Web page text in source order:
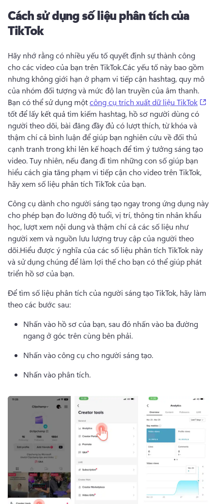
Cách sử dụng số liệu phân tích của
TikTok
Hãy nhớ rằng có nhiều yếu tố quyết định sự thành công
cho các video của bạn trên TikTok.Các yếu tố này bao gồm
nhưng không giới hạn ở phạm vi tiếp cận hashtag, quy mô
Bạn có thể sử dụng một công cụ trích xuất dữ liệu TikTok
tốt để lấy kết quả tìm kiếm hashtag, hồ sơ người dùng có
người theo dõi, bài đăng đầy đủ có lượt thích, từ khóa và
thậm chí cả bình luận để giúp bạn nghiên cứu về đối thủ
cạnh tranh trong khi lên kế hoạch để tìm ý tưởng sáng tạo
video. Tuy nhiên, nếu đang đi tìm những con số giúp bạn
hiểu cách gia tăng phạm vi tiếp cận cho video trên TikTok,
hãy xem số liệu phân tích TikTok của bạn.
Công cụ dành cho người sáng tạo ngay trong ứng dụng này
cho phép bạn đo lường độ tuổi, vị trí, thông tin nhân khẩu
học, lượt xem nội dung và thậm chí cả các số liệu như
người xem và nguồn lưu lượng truy cập của người theo
dõi.Hiểu được ý nghĩa của các số liệu phân tích TikTok này
và sử dụng chúng để làm lợi thế cho bạn có thể giúp phát
triển hồ sơ của bạn.
Để tìm số liệu phân tích của người sáng tạo TikTok, hãy làm
theo các bước sau:
Nhấn vào hồ sơ của bạn, sau đó nhấn vào ba đường
ngang ở góc trên cùng bên phải.
Nhấn vào công cụ cho người sáng tạo.
Nhấn vào phân tích.